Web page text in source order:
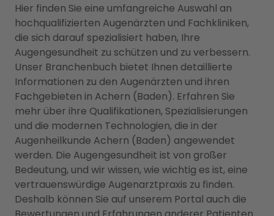
Hier finden Sie eine umfangreiche Auswahl an
hochqualifizierten Augenärzten und Fachkliniken,
die sich darauf spezialisiert haben, Ihre
Augengesundheit zu schützen und zu verbessern.
Unser Branchenbuch bietet Ihnen detaillierte
Informationen zu den Augenärzten und ihren
Fachgebieten in Achern (Baden). Erfahren Sie
mehr über ihre Qualifikationen, Spezialisierungen
und die modernen Technologien, die in der
Augenheilkunde Achern (Baden) angewendet
werden. Die Augengesundheit ist von großer
Bedeutung, und wir wissen, wie wichtig es ist, eine
vertrauenswürdige Augenarztpraxis zu finden.
Deshalb können Sie auf unserem Portal auch die